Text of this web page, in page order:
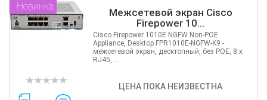
Межсетевой экран Cisco
Firepower 10...
Новинка
ЦЕНА ПОКА НЕИЗВЕСТНА
Cisco Firepower 1010E NGFW Non-POE
Appliance, Desktop FPR1010E-NGFW-K9 -
межсетевой экран, десктопный, без POE, 8 x
RJ45, ...